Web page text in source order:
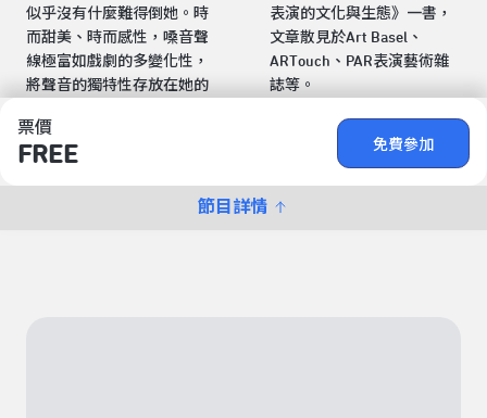
票價
FREE 免費參加
節目詳情
似乎沒有什麼難得倒她。時
而甜美、時而感性，嗓音聲
線極富如戲劇的多變化性，
將聲音的獨特性存放在她的
表演的文化與生態》一書，
文章散見於Art Basel、
ARTouch、PAR表演藝術雜
誌等。